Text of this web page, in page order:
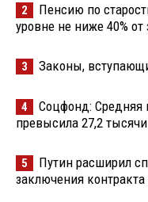
2
Пенсию по
уровне не ниже 40% от
3 Законы,
4
Соцфонд: Средняя
превысила 27,2 тысячи
5
Путин расширил
заключения